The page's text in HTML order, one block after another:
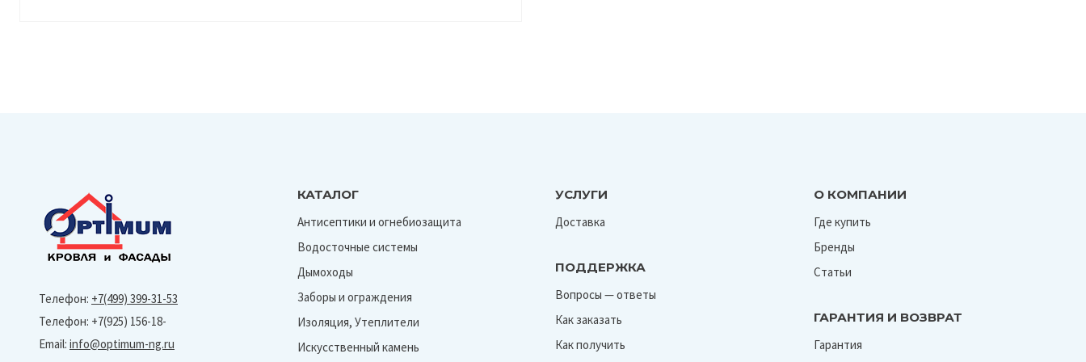
Телефон: +7(499) 399-31-53
Телефон: +7(925) 156-18-
Email: info@optimum-ng.ru
КАТАЛОГ
Антисептики и огнебиозащита
Водосточные системы
Дымоходы
Заборы и ограждения
Изоляция, Утеплители
Искусственный камень
УСЛУГИ
Доставка
ПОДДЕРЖКА
Вопросы — ответы
Как заказать
Как получить
О КОМПАНИИ
Где купить
Бренды
Статьи
ГАРАНТИЯ И ВОЗВРАТ
Гарантия